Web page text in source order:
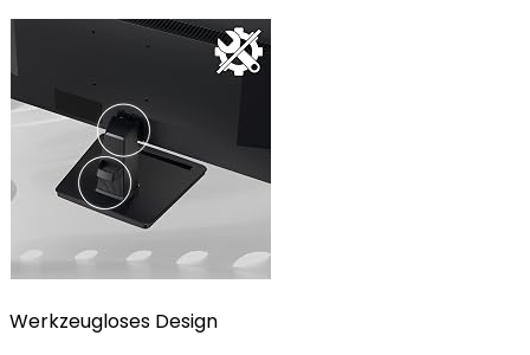
Werkzeugloses Design